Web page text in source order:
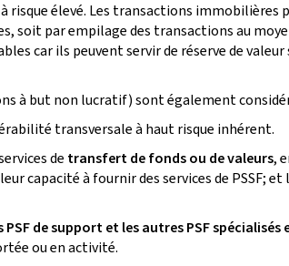
risque élevé. Les transactions
soit par empilage des transactions au
car ils peuvent servir de réserve de
à but non lucratif) sont également
transversale à haut risque inhérent.
de transfert de fonds ou de valeurs,
capacité à fournir des services de PSSF; et
de support et les autres PSF
ou en activité.